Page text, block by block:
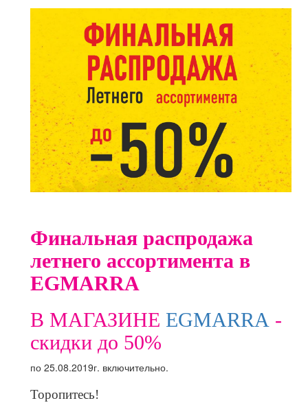
Финальная распродажа
летнего ассортимента в
EGMARRA
В МАГАЗИНЕ EGMARRA -
скидки до 50%
по 25.08.2019г. включительно.
Торопитесь!